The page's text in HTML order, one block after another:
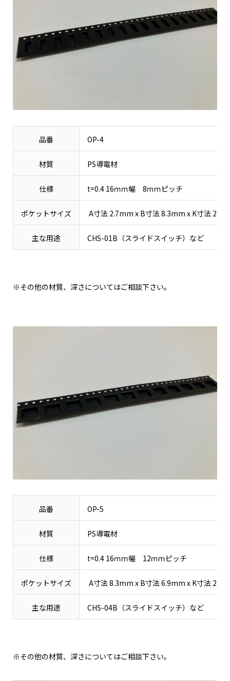
品番 OP-4
材質 PS導電材
仕様 t=0.4 16ｍｍ幅 8ｍｍピッチ
ポケットサイズ A寸法 2.7mm x B寸法 8.3mm x K寸法
主な用途 CHS-01B（スライドスイッチ）など
※その他の材質、深さについてはご相談下さい。
品番 OP-5
材質 PS導電材
仕様 t=0.4 16ｍｍ幅 12ｍｍピッチ
ポケットサイズ A寸法 8.3mm x B寸法 6.9mm x K寸法
主な用途 CHS-04B（スライドスイッチ）など
※その他の材質、深さについてはご相談下さい。